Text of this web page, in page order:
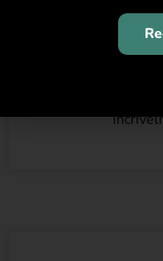
Dotada
personalidade e
materiais